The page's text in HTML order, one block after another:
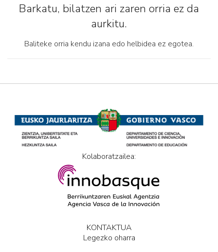
Barkatu, bilatzen ari zaren orria ez da
aurkitu.
Baliteke orria kendu izana edo helbidea ez egotea.
Kolaboratzailea:
KONTAKTUA
Legezko oharra